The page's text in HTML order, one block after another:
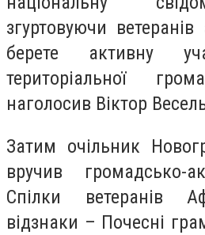
згуртовуючи
берете активну
територіальної
наголосив Віктор
Затим очільник
вручив громадсько-
Спілки ветеранів
відзнаки – Почесні